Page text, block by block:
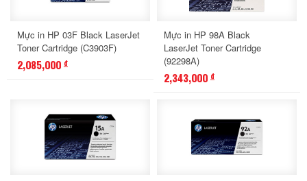
Mực in HP 03F Black LaserJet
Toner Cartridge (C3903F)
2,085,000 đ
Mực in HP 98A Black
LaserJet Toner Cartridge
(92298A)
2,343,000 đ